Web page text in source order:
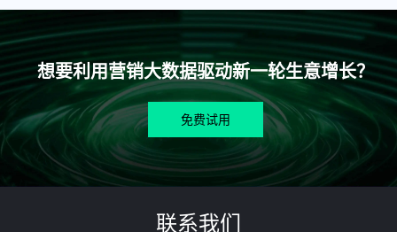
想要利用营销大数据驱动新一轮生意增长？
免费试用
联系我们